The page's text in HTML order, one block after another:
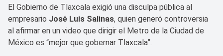
El Gobierno de Tlaxcala exigió una disculpa pública al
empresario José Luis Salinas, quien generó controversia
al afirmar en un video que dirigir el Metro de la Ciudad de
México es “mejor que gobernar Tlaxcala”.